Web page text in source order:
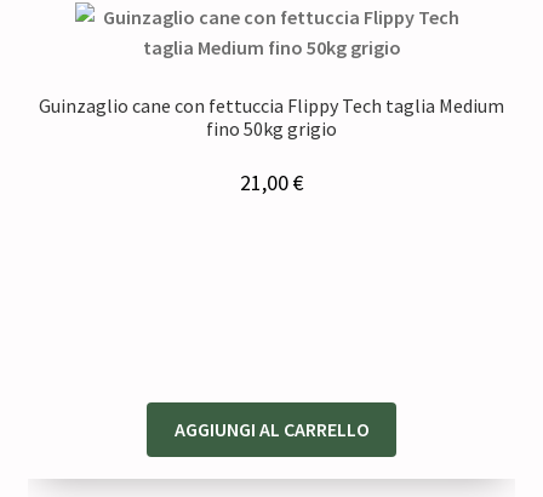
Guinzaglio cane con fettuccia Flippy Tech taglia Medium
fino 50kg grigio
21,00€
AGGIUNGI AL CARRELLO